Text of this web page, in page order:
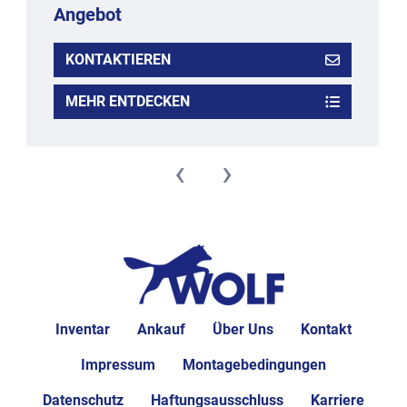
Frequenzreglbaren Servomotoren.
Für die Touch-Panel-Bedienung steht optional eine
Rezepturverwaltung zur Verfügung, mit deren Hilfe die
Umrüstungszeit in Bezug auf die Parametereingabe
- Ausformung von Cerealien-Produkten mit verschiedensten
- keine Zerstörung der Cerealien
- Einsatz unterschiedlichster Bindestoffe möglich
- direkte Platzierung vor Überzug, Kühltunnel oder Ofen
- sehr kurze Umrüstzeiten
Nutzarbeitsbreite in mm: 200
Angebot
KONTAKTIEREN
MEHR ENTDECKEN
‹ ›
Inventar Ankauf Über Uns Kontakt
Impressum Montagebedingungen
Datenschutz Haftungsausschluss Karriere